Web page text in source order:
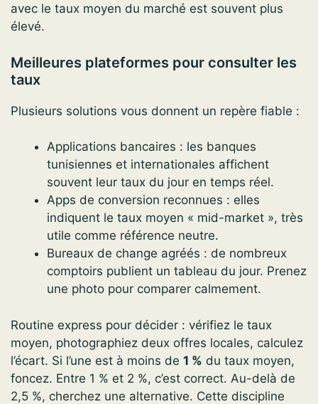
avec le taux moyen du marché est souvent plus
élevé.
Meilleures plateformes pour consulter les
taux
Plusieurs solutions vous donnent un repère fiable :
Applications bancaires : les banques
tunisiennes et internationales affichent
souvent leur taux du jour en temps réel.
Apps de conversion reconnues : elles
indiquent le taux moyen « mid-market », très
utile comme référence neutre.
Bureaux de change agréés : de nombreux
comptoirs publient un tableau du jour. Prenez
une photo pour comparer calmement.
Routine express pour décider : vérifiez le taux
moyen, photographiez deux offres locales, calculez
l’écart. Si l’une est à moins de 1 % du taux moyen,
foncez. Entre 1 % et 2 %, c’est correct. Au-delà de
2,5 %, cherchez une alternative. Cette discipline